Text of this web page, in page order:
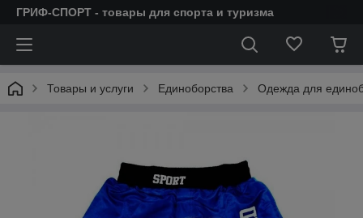
ГРИФ-СПОРТ - товары для спорта и туризма
Товары и услуги Единоборства Одежда для